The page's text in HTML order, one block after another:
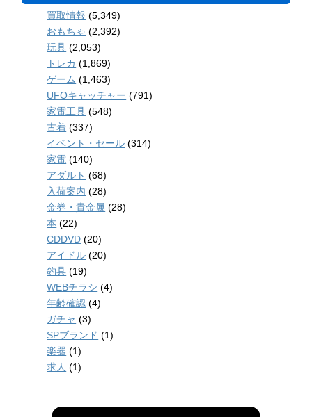
買取情報 (5,349)
おもちゃ (2,392)
玩具 (2,053)
トレカ (1,869)
ゲーム (1,463)
UFOキャッチャー (791)
家電工具 (548)
古着 (337)
イベント・セール (314)
家電 (140)
アダルト (68)
入荷案内 (28)
金券・貴金属 (28)
本 (22)
CDDVD (20)
アイドル (20)
釣具 (19)
WEBチラシ (4)
年齢確認 (4)
ガチャ (3)
SPブランド (1)
楽器 (1)
求人 (1)